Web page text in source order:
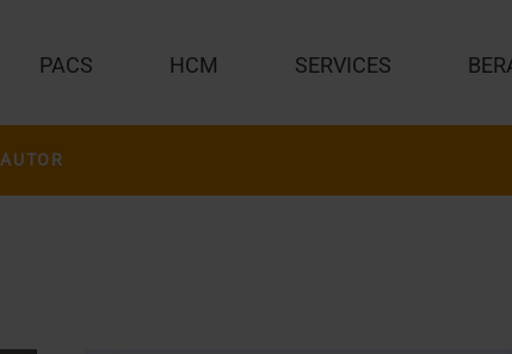
PACS HCM SERVICES
AUTOR